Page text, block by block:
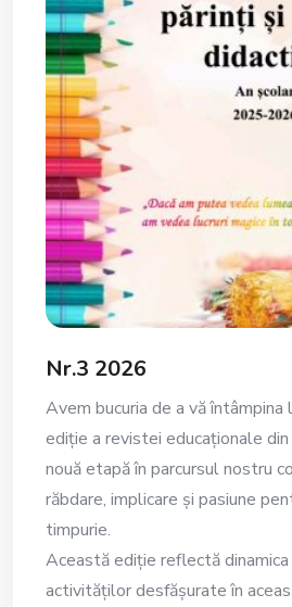
Nr.3 2026
Avem bucuria de a vă întâmpina
ediție a revistei educaționale
nouă etapă în parcursul nostru
răbdare, implicare și pasiune
timpurie.
Această ediție reflectă
activităților desfășurate în